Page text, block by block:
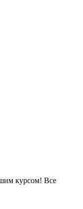
курсом! Все